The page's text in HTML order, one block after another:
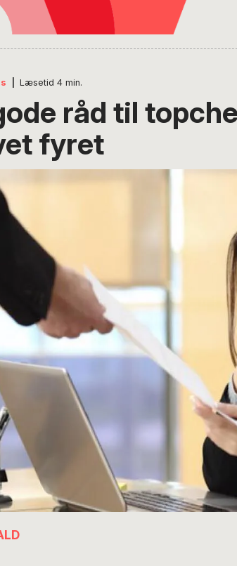
Læsetid 4 min.
råd til
fyret